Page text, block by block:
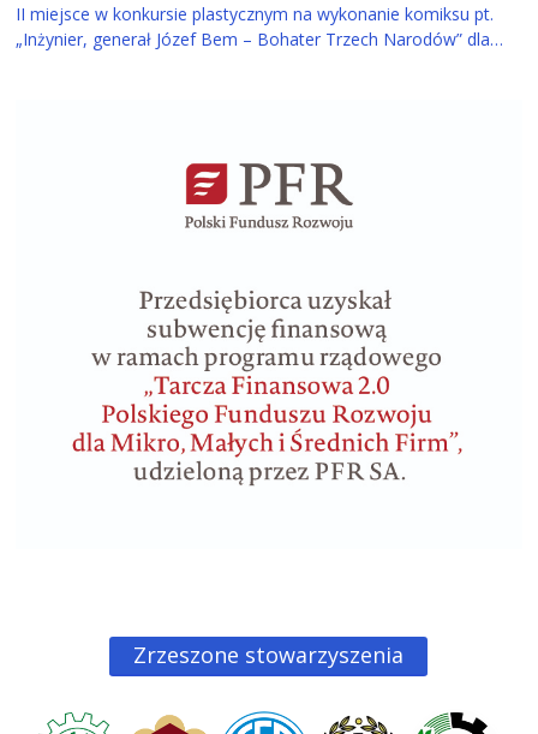
II miejsce w konkursie plastycznym na wykonanie komiksu pt.
„Inżynier, generał Józef Bem – Bohater Trzech Narodów” dla
Zrzeszone stowarzyszenia